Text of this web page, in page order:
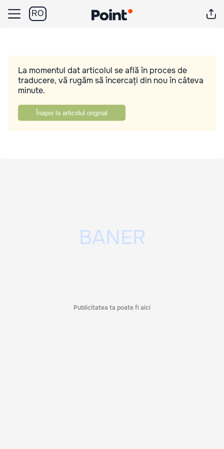
RO
La momentul dat articolul se află în proces de
traducere, vă rugăm să încercați din nou în câteva
minute.
Înapoi la articolul original
Publicitatea ta poate fi aici